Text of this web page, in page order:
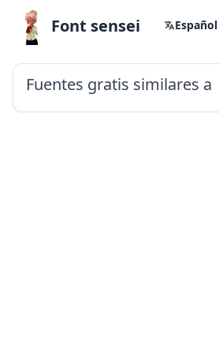
Font sensei Español
Fuentes gratis similares a